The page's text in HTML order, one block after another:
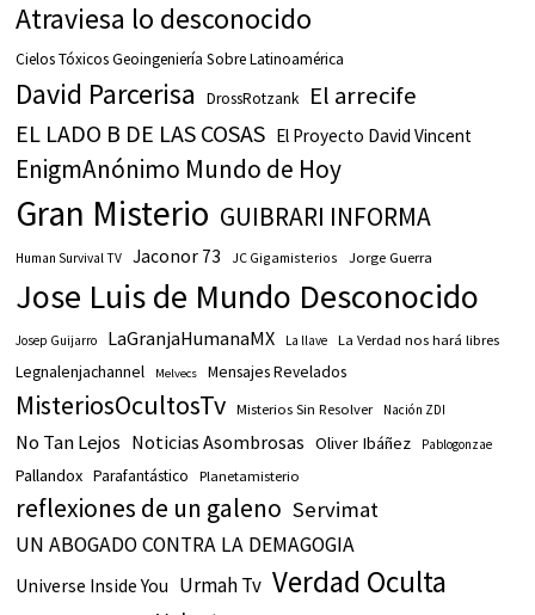
Atraviesa lo desconocido
Cielos Tóxicos Geoingeniería Sobre Latinoamérica
David Parcerisa DrossRotzank El arrecife
EL LADO B DE LAS COSAS El Proyecto David Vincent
EnigmAnónimo Mundo de Hoy
Gran Misterio GUIBRARI INFORMA
Human Survival TV Jaconor 73 JC Gigamisterios Jorge Guerra
Jose Luis de Mundo Desconocido
Josep Guijarro LaGranjaHumanaMX La llave La Verdad nos hará libres
Legnalenjachannel Melvecs Mensajes Revelados
MisteriosOcultosTv Misterios Sin Resolver Nación ZDI
No Tan Lejos Noticias Asombrosas Oliver Ibáñez Pablogonzae
Pallandox Parafantástico Planetamisterio
reflexiones de un galeno Servimat
UN ABOGADO CONTRA LA DEMAGOGIA
Universe Inside You Urmah Tv Verdad Oculta